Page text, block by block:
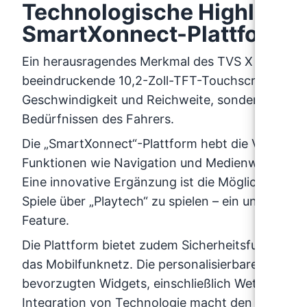
Technologische
SmartXonnect-Plattform
Ein herausragendes Merkmal des TVS X ist sein
beeindruckende 10,2-Zoll-TFT-Touchscreen-
Geschwindigkeit und Reichweite, sondern
Bedürfnissen des Fahrers.
Die „SmartXonnect“-Plattform hebt die
Funktionen wie Navigation und
Eine innovative Ergänzung ist die Möglichkeit,
Spiele über „Playtech“ zu spielen – ein
Feature.
Die Plattform bietet zudem
das Mobilfunknetz. Die personalisierbare
bevorzugten Widgets, einschließlich
Integration von Technologie macht den TVS X